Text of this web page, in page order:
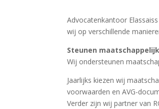
Advocatenkantoor
wij op verschillende
Steunen
Wij ondersteunen
Jaarlijks kiezen wij
voorwaarden en AVG-
Verder zijn wij partner van